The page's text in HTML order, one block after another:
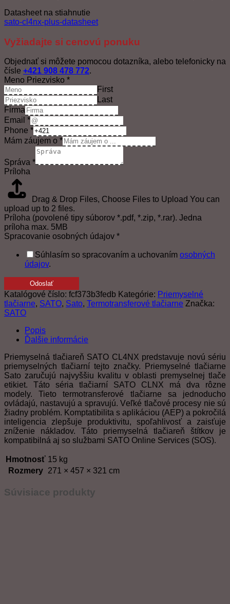
Datasheet na stiahnutie
sato-cl4nx-plus-datasheet
Vyžiadajte si cenovú ponuku
Objednať si môžete pomocou dotazníka, alebo telefonicky na
čísle +421 908 478 772.
Meno Priezvisko *
First
Last
Firma
Email *
Phone *
Mám záujem o *
Správa *
Príloha
Drag & Drop Files, Choose Files to Upload You can
upload up to 2 files.
Príloha (povolené tipy súborov *.pdf, *.zip, *.rar). Jedna
príloha max. 5MB
Spracovanie osobných údajov *
Súhlasím so spracovaním a uchovaním osobných
údajov.
Odoslať
Katalógové číslo: fcf373b3fedb Kategórie: Priemyselné
tlačiarne, SATO, Sato, Termotransferové tlačiarne Značka:
SATO
Popis
Ďalšie informácie
Priemyselná tlačiareň SATO CL4NX predstavuje novú sériu
priemyselných tlačiarní tejto značky. Priemyselné tlačiarne
Sato zaručujú najvyššiu kvalitu v oblasti premyselnej tlače
etikiet. Táto séria tlačiarní SATO CLNX má dva rôzne
modely. Tieto termotransferové tlačiarne sa jednoducho
ovládajú, nastavujú a spravujú. Ve ľké tlačové procesy nie sú
žiadny problém. Komptatibilita s aplikáciou (AEP) a pokročilá
inteligencia zlepšuje produktivitu, spo ľahlivosť a zaisťuje
zníženie nákladov. Táto priemyselná tlačiareň štítkov je
kompatibilná aj so službami SATO Online Services (SOS).
Hmotnosť 15 kg
Rozmery 271 × 457 × 321 cm
Súvisiace produkty